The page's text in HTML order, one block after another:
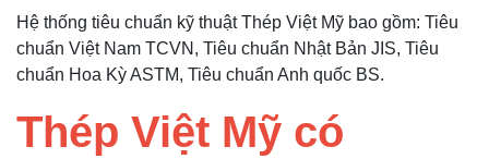
Hệ thống tiêu chuẩn kỹ thuật Thép Việt Mỹ bao gồm: Tiêu
chuẩn Việt Nam TCVN, Tiêu chuẩn Nhật Bản JIS, Tiêu
chuẩn Hoa Kỳ ASTM, Tiêu chuẩn Anh quốc BS.
Thép Việt Mỹ có